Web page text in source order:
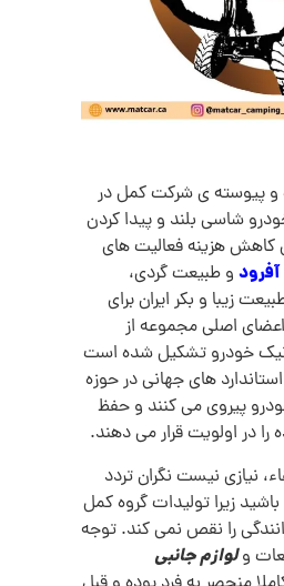
و پیوسته ی شرکت کمل در
شاسی بلند و پیدا کردن
کاهش هزینه فعالیت های
آفرودو طبیعت گردی،
زیبا و بکر ایران برای
اصلی مجموعه از
خودرو تشکیل شده است
های جهانی در حوزه
پیروی می کنند و حفظ
را در اولویت قرار می دهند.
نیازی نیست نگران تردد
زیرا تولیدات گروه کمل
را نقص نمی کند. توجه
ولوازم جانبی